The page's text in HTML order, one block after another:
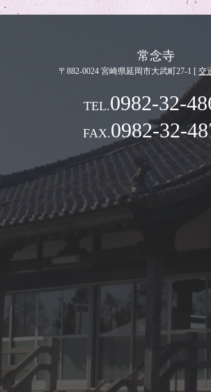
お知らせ
お問い合わせ・アクセス常念寺
〒882-0024 宮崎県延岡市大武町27-1 [ 交
0982-32-
0982-32-